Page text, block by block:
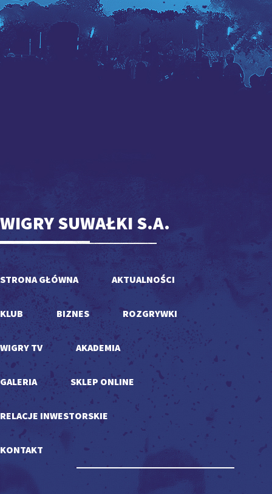
WIGRY SUWAŁKI S.A.
STRONA GŁÓWNA AKTUALNOŚCI
KLUB BIZNES ROZGRYWKI
WIGRY TV AKADEMIA
GALERIA SKLEP ONLINE
RELACJE INWESTORSKIE
KONTAKT